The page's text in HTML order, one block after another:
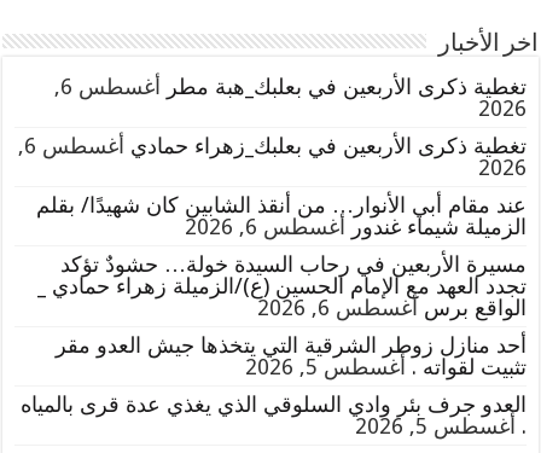
اخر الأخبار
تغطية ذكرى الأربعين في بعلبك_هبة مطر
أغسطس 6,
2026
تغطية ذكرى الأربعين في بعلبك_زهراء حمادي
أغسطس 6,
2026
عند مقام أبي الأنوار… من أنقذ الشابين كان شهيدًا/ بقلم
الزميلة شيماء غندور أغسطس 6, 2026
مسيرة الأربعين في رحاب السيدة خولة… حشودٌ تؤكد
تجدد العهد مع الإمام الحسين (ع)/الزميلة زهراء حمادي _
الواقع برس أغسطس 6, 2026
أحد منازل زوطر الشرقية التي يتخذها جيش العدو مقر
تثبيت لقواته . أغسطس 5, 2026
العدو جرف بئر وادي السلوقي الذي يغذي عدة قرى بالمياه
. أغسطس 5, 2026